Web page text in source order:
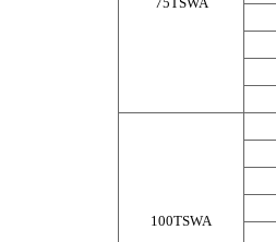
100TSWA